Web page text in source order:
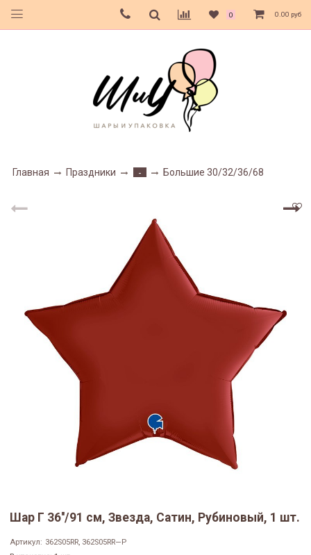
0 0.00 руб
Главная Праздники - Большие 30/32/36/68
Шар Г 36''/91 см, Звезда, Сатин, Рубиновый, 1 шт.
Артикул: 362S05RR, 362S05RR—P